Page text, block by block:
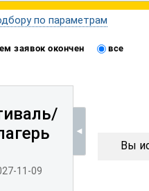
по параметрам
заявок окончен все
Вы